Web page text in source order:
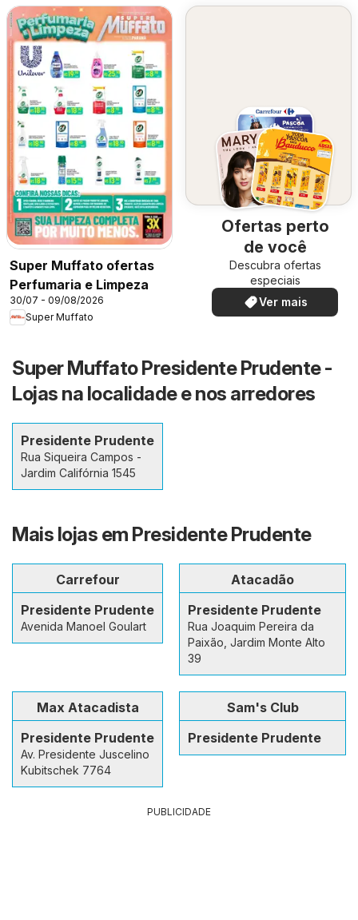
Super Muffato ofertas
Perfumaria e Limpeza
30/07 - 09/08/2026
Super Muffato
Ofertas perto
de você
Descubra ofertas
especiais
Ver mais
Super Muffato Presidente Prudente -
Lojas na localidade e nos arredores
Presidente Prudente
Rua Siqueira Campos -
Jardim Califórnia 1545
Mais lojas em Presidente Prudente
Carrefour
Presidente Prudente
Avenida Manoel Goulart
Atacadão
Presidente Prudente
Rua Joaquim Pereira da
Paixão, Jardim Monte Alto
39
Max Atacadista
Presidente Prudente
Av. Presidente Juscelino
Kubitschek 7764
Sam's Club
Presidente Prudente
PUBLICIDADE